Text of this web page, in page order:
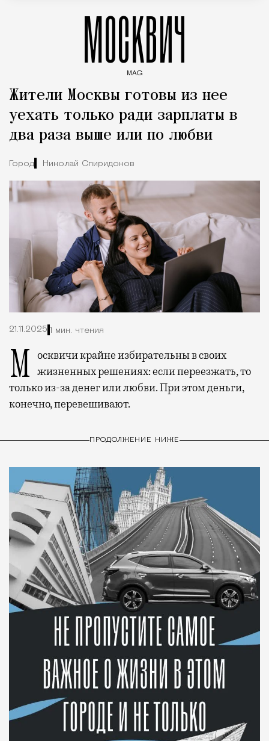
МОСКВИЧ
MAG
Жители Москвы готовы из нее
уехать только ради зарплаты в
два раза выше или по любви
Город Николай Спиридонов
21.11.2025 1 мин. чтения
Москвичи крайне избирательны в своих жизненных решениях: если переезжать, то
только из-за денег или любви. При этом деньги,
конечно, перевешивают.
ПРОДОЛЖЕНИЕ НИЖЕ